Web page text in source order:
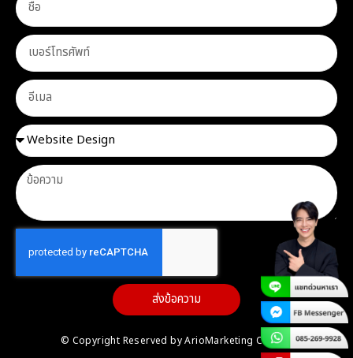
ส่งข้อความ
© Copyright Reserved by ArioMarketing Co.,Ltd.